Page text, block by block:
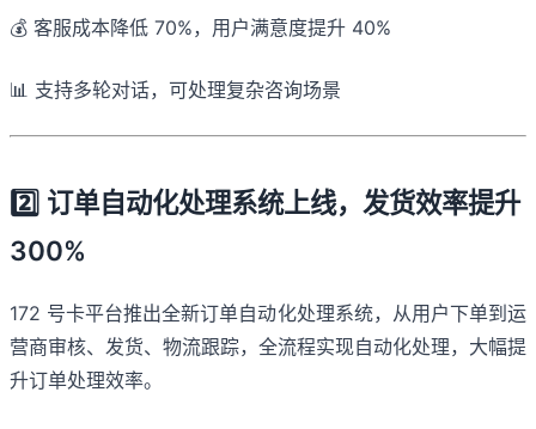
💰 客服成本降低 70%，用户满意度提升 40%
📊 支持多轮对话，可处理复杂咨询场景
2️⃣ 订单自动化处理系统上线，发货效率提升
300%
172 号卡平台推出全新订单自动化处理系统，从用户下单到运
营商审核、发货、物流跟踪，全流程实现自动化处理，大幅提
升订单处理效率。